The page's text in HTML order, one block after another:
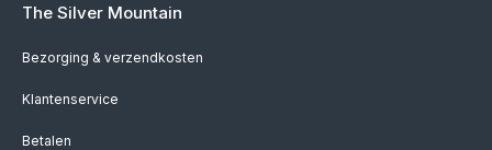
The Silver Mountain
Bezorging & verzendkosten
Klantenservice
Betalen